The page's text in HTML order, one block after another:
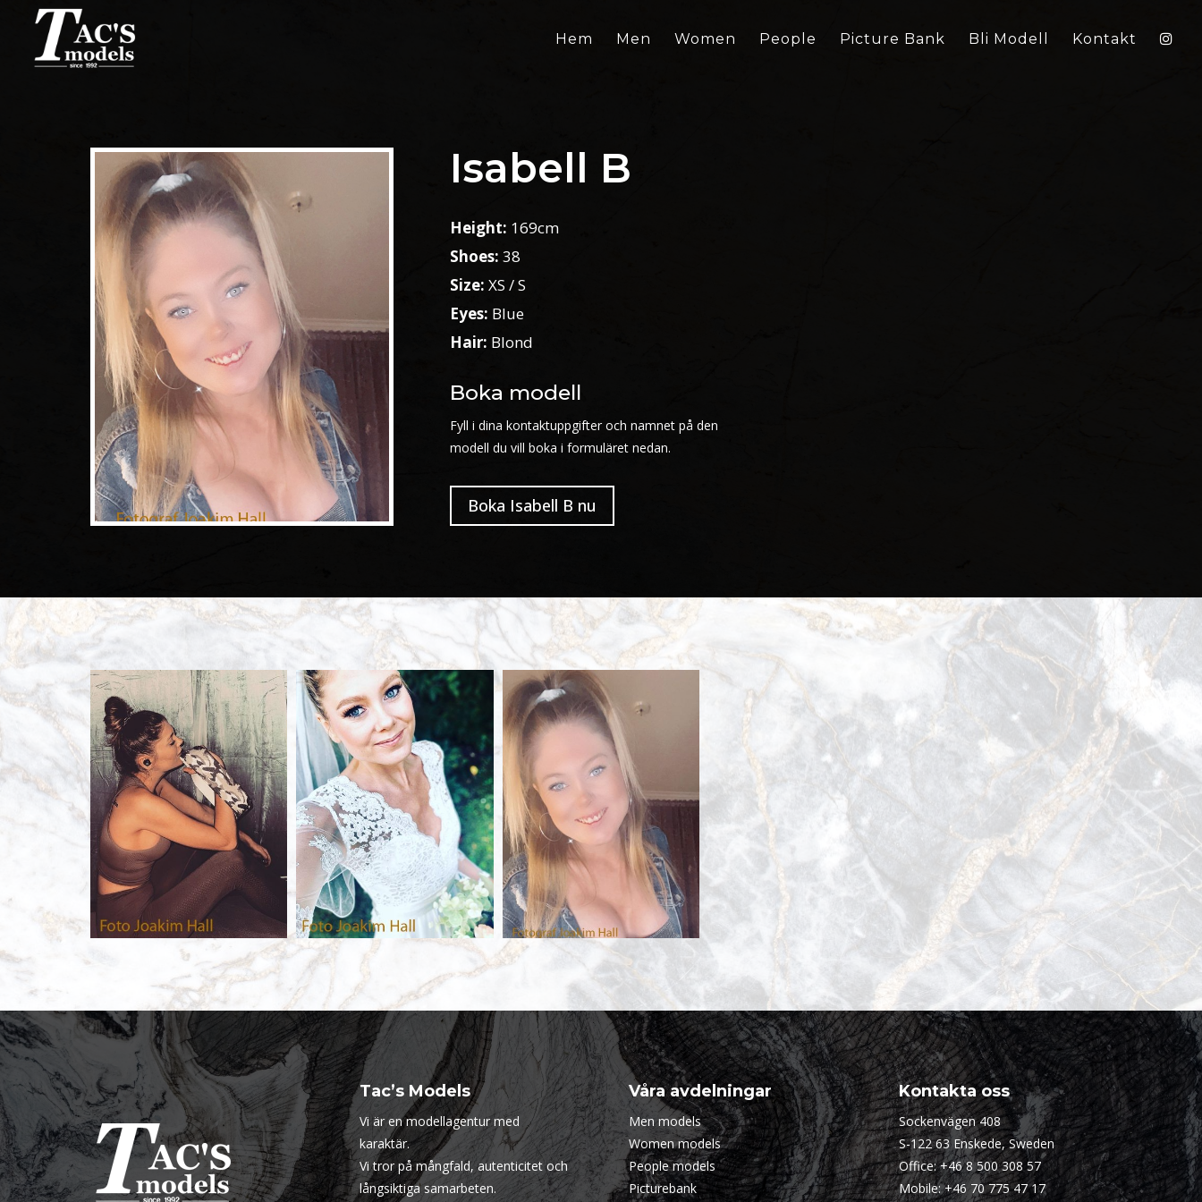
Hem Men Women People Picture Bank Bli Modell Kontakt
Isabell B
Height: 169cm
Shoes: 38
Size: XS / S
Eyes: Blue
Hair: Blond
Boka modell
Fyll i dina kontaktuppgifter och namnet på den
modell du vill boka i formuläret nedan.
Boka Isabell B nu
Tac’s Models
Vi är en modellagentur med
karaktär.
Vi tror på mångfald, autenticitet och
långsiktiga samarbeten.
Våra avdelningar
Men models
Women models
People models
Picturebank
Kontakta oss
Sockenvägen 408
S-122 63 Enskede, Sweden
Office:+46 8 500 308 57
Mobile:+46 70 775 47 17